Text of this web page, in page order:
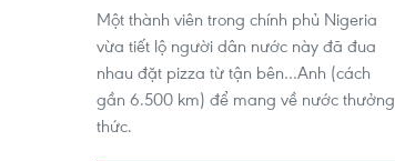
Một thành viên trong chính phủ Nigeria
vừa tiết lộ người dân nước này đã đua
nhau đặt pizza từ tận bên…Anh (cách
gần 6.500 km) để mang về nước thưởng
thức.